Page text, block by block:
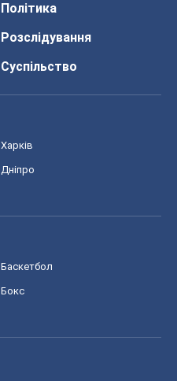
Політика
Розслідування
Суспільство
Харків
Дніпро
Баскетбол
Бокс